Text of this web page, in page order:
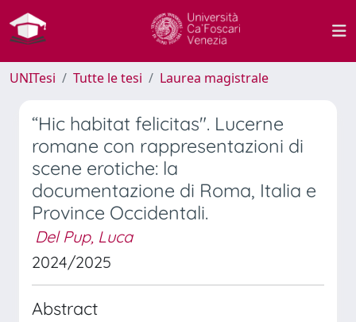
UNITesi Tutte le tesi Laurea magistrale
“Hic habitat felicitas". Lucerne
romane con rappresentazioni di
scene erotiche: la
documentazione di Roma, Italia e
Province Occidentali.
Del Pup, Luca
2024/2025
Abstract